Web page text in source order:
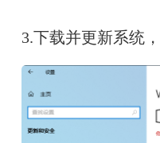
3.下载并更新系统